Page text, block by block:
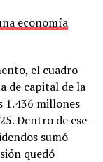
economía
el cuadro
de capital de la
1.436 millones
Dentro de ese
sumó
quedó